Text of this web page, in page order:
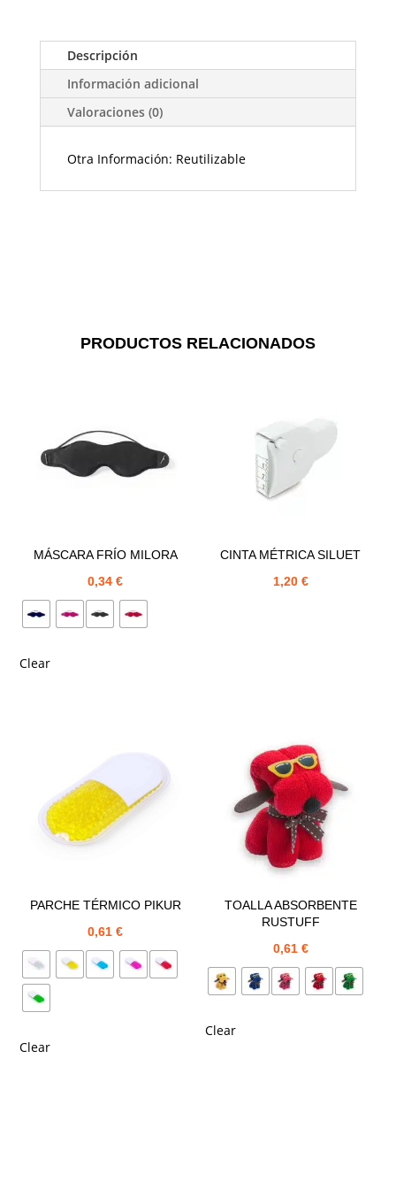
Descripción
Información adicional
Valoraciones (0)
Otra Información: Reutilizable
PRODUCTOS RELACIONADOS
MÁSCARA FRÍO MILORA
0,34€
Clear
CINTA MÉTRICA SILUET
1,20 €
PARCHE TÉRMICO PIKUR
0,61€
Clear
TOALLA ABSORBENTE
RUSTUFF
0,61 €
Clear